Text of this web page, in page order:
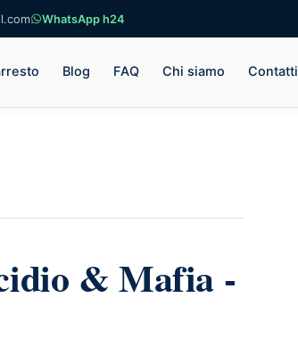
WhatsApp h24
Blog FAQ Chi siamo Contatti
& Mafia -